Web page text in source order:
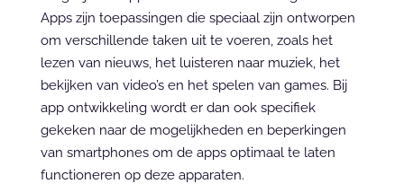
Apps zijn toepassingen die speciaal zijn ontworpen
om verschillende taken uit te voeren, zoals het
lezen van nieuws, het luisteren naar muziek, het
bekijken van video’s en het spelen van games. Bij
app ontwikkeling wordt er dan ook specifiek
gekeken naar de mogelijkheden en beperkingen
van smartphones om de apps optimaal te laten
functioneren op deze apparaten.